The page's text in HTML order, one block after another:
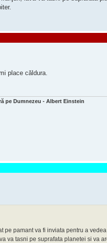
place căldura.
pe Dumnezeu - Albert Einstein
pe pamant va fi inviata pentru a
va tasni pe suprafata planetei si va